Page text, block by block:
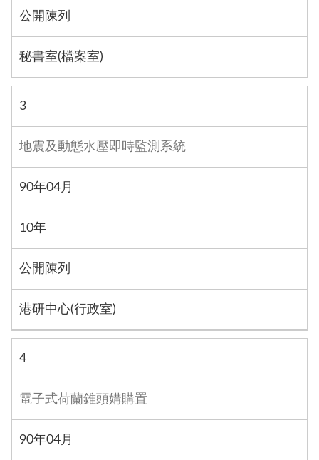
公開陳列
秘書室(檔案室)
3
地震及動態水壓即時監測系統
90年04月
10年
公開陳列
港研中心(行政室)
4
電子式荷蘭錐頭媾購置
90年04月